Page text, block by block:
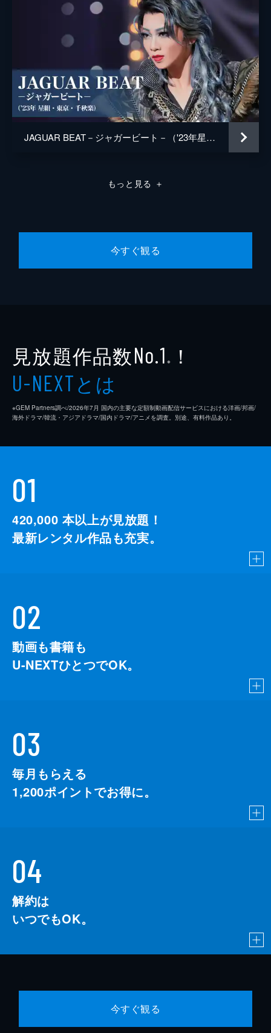
JAGUAR BEAT－ジャガービート－（'23年星組・東京・千秋楽）
もっと見る ＋
今すぐ観る
見放題作品数No.1 ※ ！
U-NEXTとは
※GEM Partners調べ/2026年7⽉ 国内の主要な定額制動画配信サービスにおける洋画/邦画/
海外ドラマ/韓流・アジアドラマ/国内ドラマ/アニメを調査。別途、有料作品あり。
01
420,000 本以上が見放題！
最新レンタル作品も充実。
02
動画も書籍も
U-NEXTひとつでOK。
03
毎月もらえる
1,200ポイントでお得に。
04
解約は
いつでもOK。
今すぐ観る